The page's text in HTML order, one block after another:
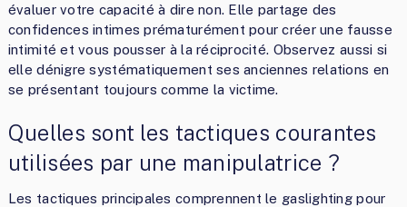
évaluer votre capacité à dire non. Elle partage des
confidences intimes prématurément pour créer une fausse
intimité et vous pousser à la réciprocité. Observez aussi si
elle dénigre systématiquement ses anciennes relations en
se présentant toujours comme la victime.
Quelles sont les tactiques courantes
utilisées par une manipulatrice ?
Les tactiques principales comprennent le gaslighting pour